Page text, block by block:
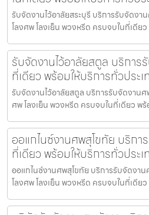
รับจัดงานไว้อาลัยสระบุรี บริการรับจัดง
โลงศพ โลงเย็น พวงหรีด ครบจบในที่เดีย
รับจัดงานไว้อาลัยสตูล บริกา
ที่เดียว พร้อมให้บริการทั่วประ
รับจัดงานไว้อาลัยสตูล บริการรับจัดงาน
ศพ โลงเย็น พวงหรีด ครบจบในที่เดียว พ
ออแกไนซ์งานศพสุโขทัย บริก
ที่เดียว พร้อมให้บริการทั่วประ
ออแกไนซ์งานศพสุโขทัย บริการรับจัดงา
โลงศพ โลงเย็น พวงหรีด ครบจบในที่เดีย